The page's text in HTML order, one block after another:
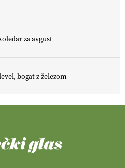
za avgust
bogat z železom